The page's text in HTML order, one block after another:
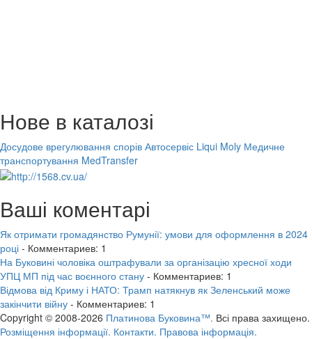
Нове в каталозі
Досудове врегулювання спорів Автосервіс Liqui Moly Медичне
транспортування MedTransfer
Ваші коментарі
Як отримати громадянство Румунії: умови для оформлення в 2024
році - Комментариев: 1
На Буковині чоловіка оштрафували за організацію хресної ходи
УПЦ МП під час воєнного стану - Комментариев: 1
Відмова від Криму і НАТО: Трамп натякнув як Зеленський може
закінчити війну - Комментариев: 1
Copyright © 2008-2026 Платинова Буковина™. Всі права захищено.
Розміщення інформації. Контакти. Правова інформація.